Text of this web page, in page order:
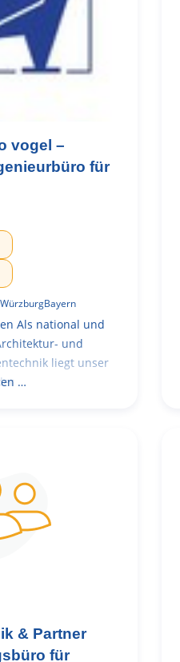
vogel –
für
WürzburgBayern
Als national und
und
liegt unser
…
& Partner
für